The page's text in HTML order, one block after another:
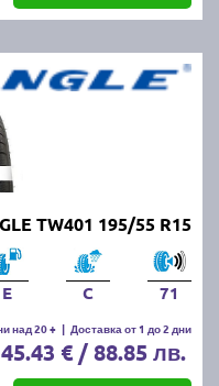
TW401 195/55 R15
E C 71
над 20 + | Доставка от 1 до 2 дни
45.43 € / 88.85 лв.